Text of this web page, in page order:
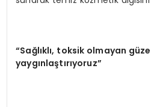
“Sağlıklı, toksik olmayan
yaygınlaştırıyoruz”